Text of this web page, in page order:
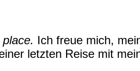
Ich freue mich,
letzten Reise mit